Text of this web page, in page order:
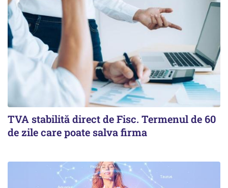
TVA stabilită direct de Fisc. Termenul de 60
de zile care poate salva firma